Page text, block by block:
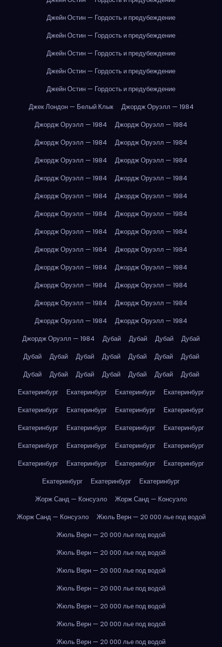
Джейн Остин — Гордость и предубеждение
Джейн Остин — Гордость и предубеждение
Джейн Остин — Гордость и предубеждение
Джейн Остин — Гордость и предубеждение
Джейн Остин — Гордость и предубеждение
Джек Лондон — Белый Клык
Джордж Оруэлл — 1984
Джордж Оруэлл — 1984
Джордж Оруэлл — 1984
Джордж Оруэлл — 1984
Джордж Оруэлл — 1984
Джордж Оруэлл — 1984
Джордж Оруэлл — 1984
Джордж Оруэлл — 1984
Джордж Оруэлл — 1984
Джордж Оруэлл — 1984
Джордж Оруэлл — 1984
Джордж Оруэлл — 1984
Джордж Оруэлл — 1984
Джордж Оруэлл — 1984
Джордж Оруэлл — 1984
Джордж Оруэлл — 1984
Джордж Оруэлл — 1984
Джордж Оруэлл — 1984
Джордж Оруэлл — 1984
Джордж Оруэлл — 1984
Джордж Оруэлл — 1984
Джордж Оруэлл — 1984
Джордж Оруэлл — 1984
Джордж Оруэлл — 1984
Джордж Оруэлл — 1984
Джордж Оруэлл — 1984
Дубай Дубай Дубай
Дубай
Дубай
Дубай Дубай Дубай Дубай Дубай
Дубай
Дубай
Дубай Дубай Дубай Дубай Дубай
Дубай
Екатеринбург
Екатеринбург Екатеринбург
Екатеринбург
Екатеринбург
Екатеринбург Екатеринбург
Екатеринбург
Екатеринбург
Екатеринбург Екатеринбург
Екатеринбург
Екатеринбург
Екатеринбург Екатеринбург
Екатеринбург
Екатеринбург
Екатеринбург Екатеринбург
Екатеринбург
Екатеринбург
Екатеринбург
Екатеринбург
Жорж Санд — Консуэло
Жорж Санд — Консуэло
Жорж Санд — Консуэло
Жюль Верн — 20 000 лье под водой
Жюль Верн — 20 000 лье под водой
Жюль Верн — 20 000 лье под водой
Жюль Верн — 20 000 лье под водой
Жюль Верн — 20 000 лье под водой
Жюль Верн — 20 000 лье под водой
Жюль Верн — 20 000 лье под водой
Жюль Верн — 20 000 лье под водой